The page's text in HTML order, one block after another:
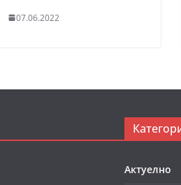
07.06.2022
Актуелно